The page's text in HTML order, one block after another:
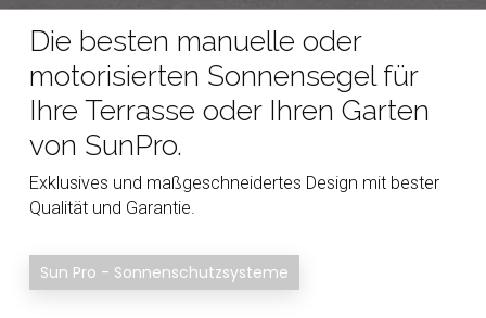
Die besten manuelle oder
motorisierten Sonnensegel für
Ihre Terrasse oder Ihren Garten
von SunPro.
Exklusives und maßgeschneidertes Design mit bester
Qualität und Garantie.
Sun Pro - Sonnenschutzsysteme